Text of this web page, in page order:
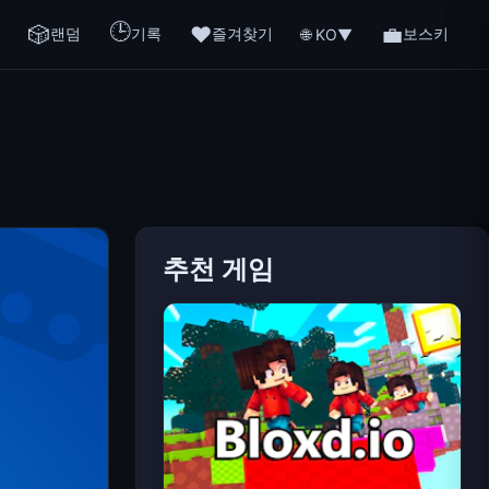
🎲랜덤 🕒기록 ❤️즐겨찾기 🌐 KO▼ 💼보스키
추천 게임